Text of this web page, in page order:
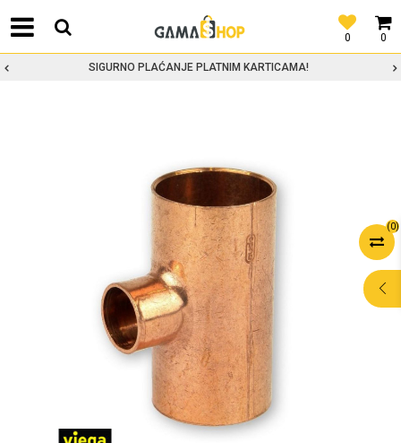
0
0
SIGURNO PLAĆANJE PLATNIM KARTICAMA!
(0)
POMOĆ PRI
KUPOVINI